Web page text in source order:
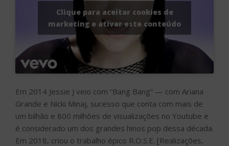
Clique para aceitar cookies de
marketing e ativar este conteúdo
Em 2014 Jessie J veio com “Bang Bang” — com Ariana
Grande e Nicki Minaj, sucesso que conta com mais de
um bilhão e 800 milhões de visualizações no Youtube e
é considerado um dos grandes hinos pop dessa década.
Em 2018, criou o trabalho épico R.O.S.E. [Realizações,